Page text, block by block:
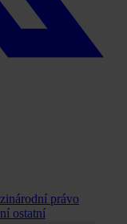
právo
ostatní